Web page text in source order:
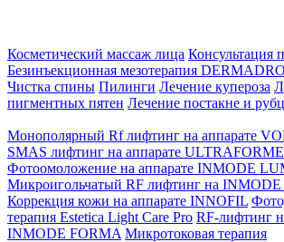
Косметический массаж лица Консультация
Безинъекционная мезотерапия
Чистка спины Пилинги Лечение купероза
пигментных пятен Лечение постакне и
Монополярный Rf лифтинг на аппарате
SMAS лифтинг на аппарате
Фотоомоложение на аппарате INMODE
Микроигольчатый RF лифтинг на
Коррекция кожи на аппарате INNOFIL
терапия Estetica Light Care Pro RF-лифтинг
INMODE FORMA Микротоковая терапия